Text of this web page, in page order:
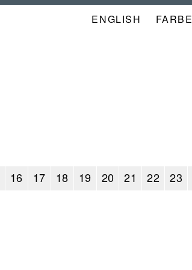
ENGLISH FARBE
16 17 18 19 20 21 22 23